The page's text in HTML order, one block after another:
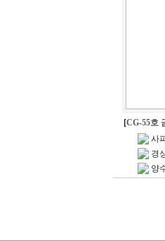
[CG-55호
사
경
양